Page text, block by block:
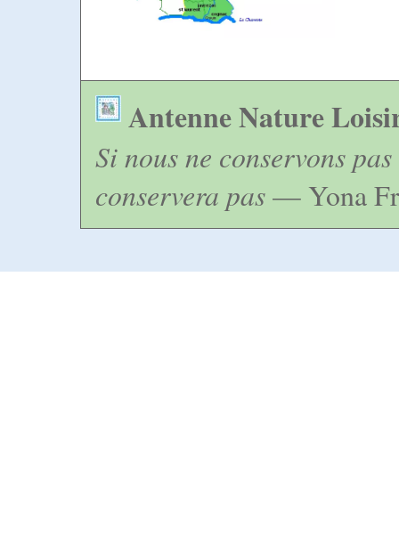
Antenne Nature
Si nous ne conservons
conservera pas— Yona